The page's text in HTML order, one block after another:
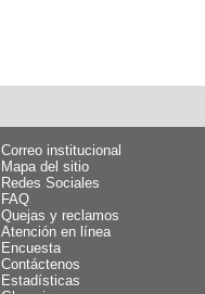
Correo institucional
Mapa del sitio
Redes Sociales
FAQ
Quejas y reclamos
Atención en línea
Encuesta
Contáctenos
Estadísticas